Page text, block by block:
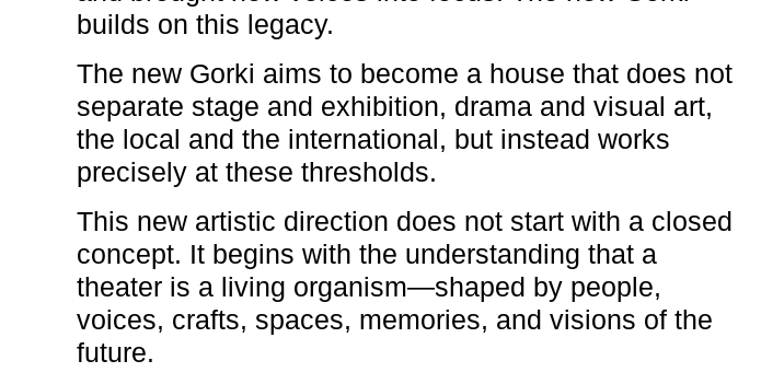
builds on this legacy.
The new Gorki aims to become a house that does not
separate stage and exhibition, drama and visual art,
the local and the international, but instead works
precisely at these thresholds.
This new artistic direction does not start with a closed
concept. It begins with the understanding that a
theater is a living organism—shaped by people,
voices, crafts, spaces, memories, and visions of the
future.